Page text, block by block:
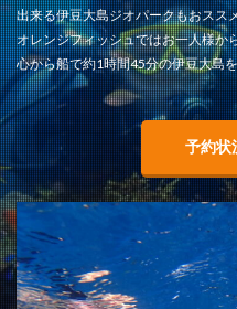
出来る伊豆大島ジオパークもおスス
オレンジフィッシュではお一人様か
心から船で約1時間45分の伊豆大島
予約状